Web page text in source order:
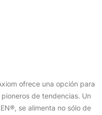
ofrece una opción para
de tendencias. Un
se alimenta no sólo de